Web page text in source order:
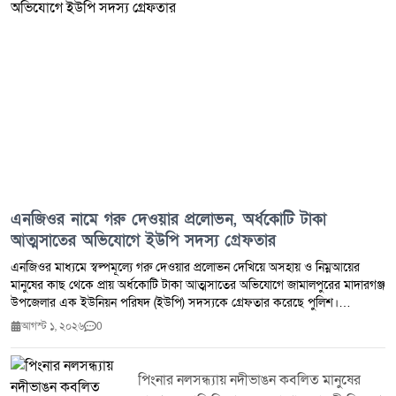
এনজিওর নামে গরু দেওয়ার প্রলোভন, অর্ধকোটি টাকা
আত্মসাতের অভিযোগে ইউপি সদস্য গ্রেফতার
এনজিওর মাধ্যমে স্বল্পমূল্যে গরু দেওয়ার প্রলোভন দেখিয়ে অসহায় ও নিম্নআয়ের
মানুষের কাছ থেকে প্রায় অর্ধকোটি টাকা আত্মসাতের অভিযোগে জামালপুরের মাদারগঞ্জ
উপজেলার এক ইউনিয়ন পরিষদ (ইউপি) সদস্যকে গ্রেফতার করেছে পুলিশ।
গ্রেফতারকৃত মোহাম্মদ আলী জিন্নাহ মাদারগঞ্জ উপজেলার চরপাকেরদহ ইউনিয়নের ৮
বদিউজ্জামাল বদি'র ছেলে। পুলিশ ও স্থানীয় সূত্রে জানা যায়, মোহাম্মদ আলী জিন্নাহ
দীর্ঘদিন ধরে একটি এনজিওর মাধ্যমে কম খরচে গরু দেওয়ার আশ্বাস দিয়ে বিভিন্ন
এলাকার সাধারণ মানুষের কাছ থেকে মোটা অঙ্কের টাকা সংগ্রহ করেন। অনেক গ্রাহক
আগস্ট ১, ২০২৬ 0
পিংনার নলসন্ধ্যায় নদীভাঙন কবলিত মানুষের